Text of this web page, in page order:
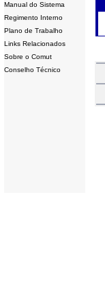
Manual do Sistema
Regimento Interno
Plano de Trabalho
Links Relacionados
Sobre o Comut
Conselho Técnico